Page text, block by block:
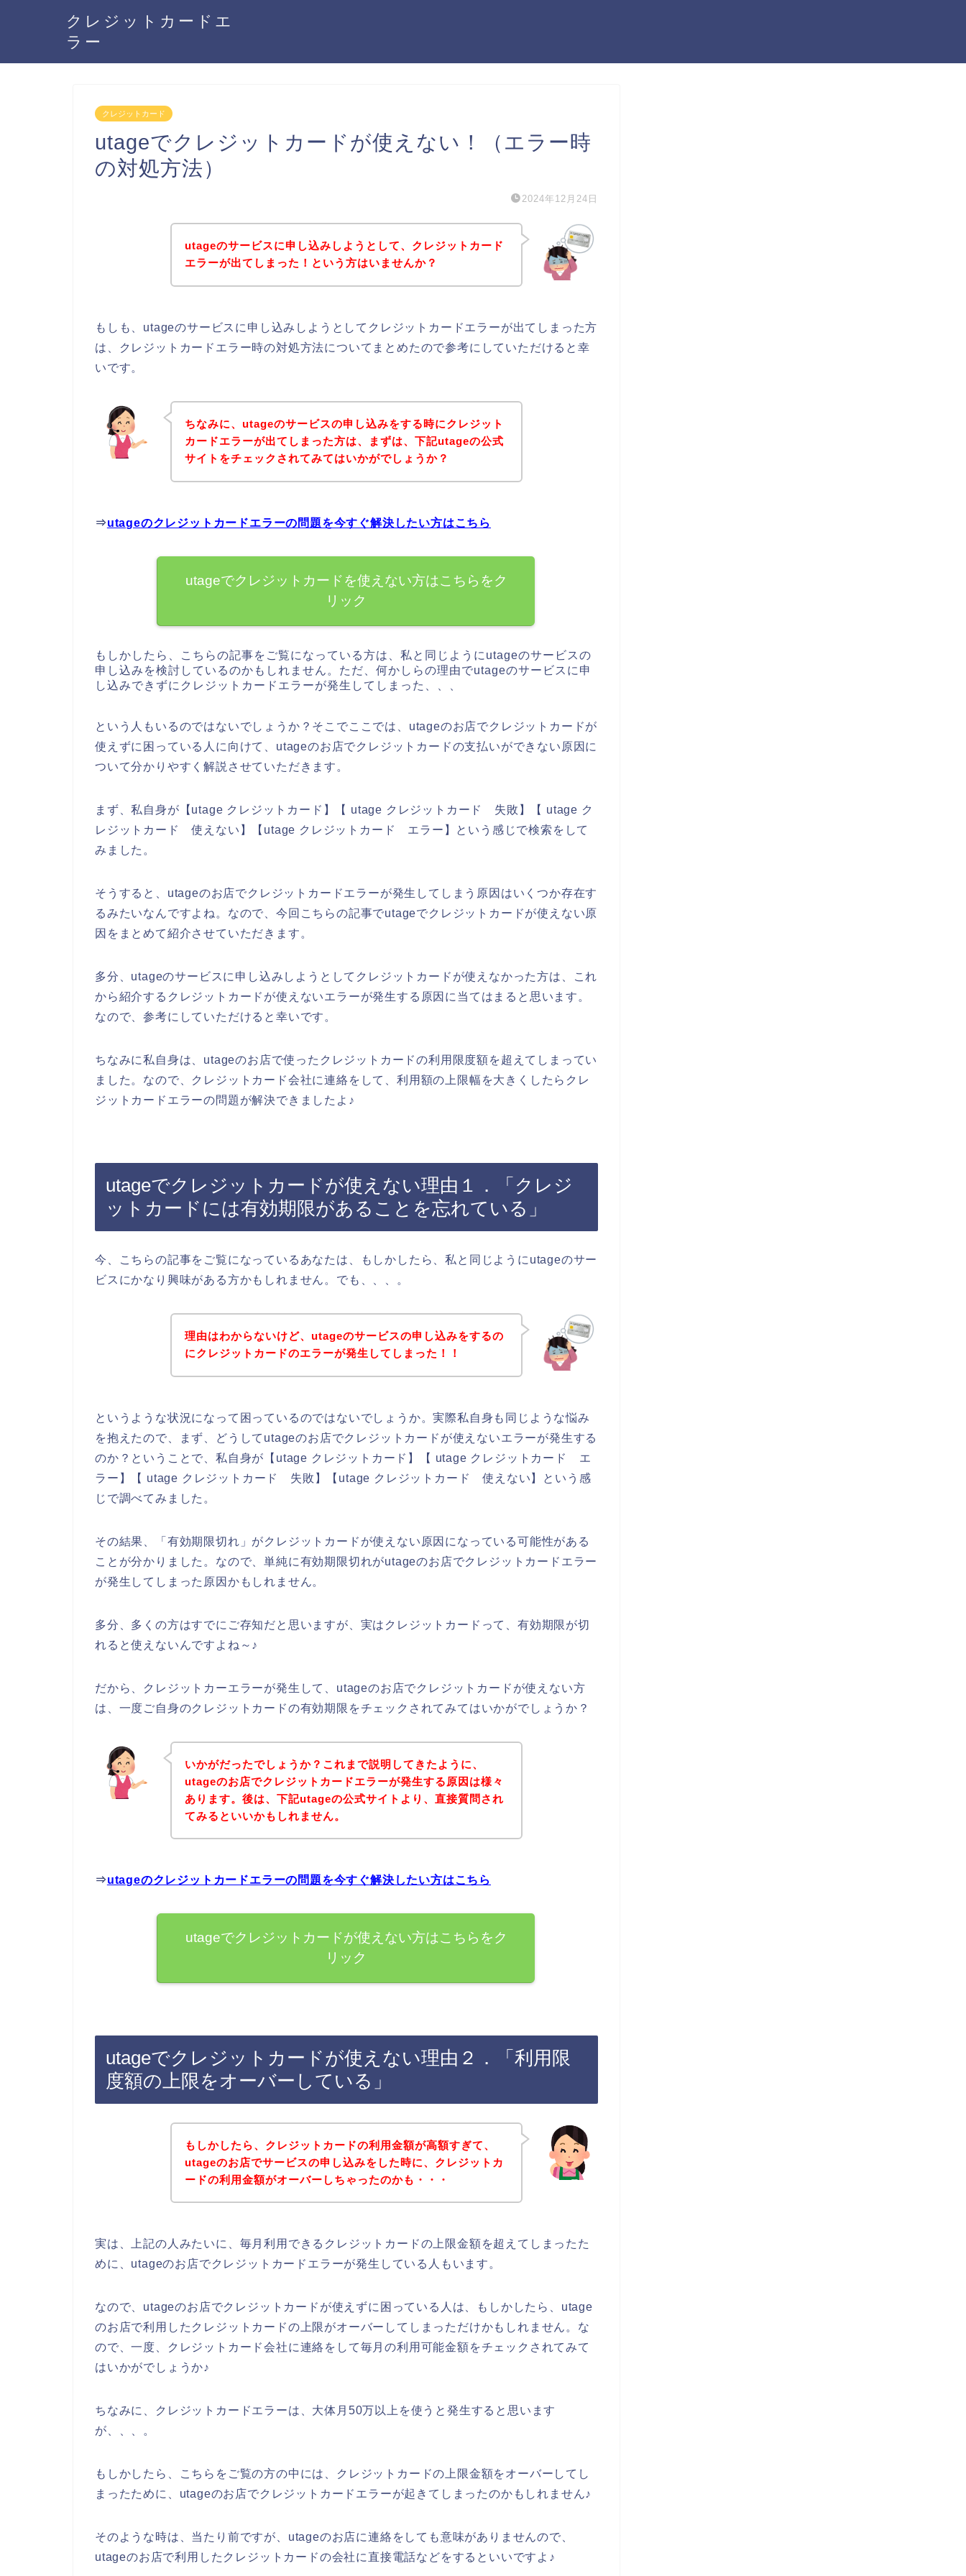
クレジットカードエ
ラー
クレジットカード
utageでクレジットカードが使えない！（エラー時
の対処方法）
2024年12月24日
utageのサービスに申し込みしようとして、クレジットカード
エラーが出てしまった！という方はいませんか？
もしも、utageのサービスに申し込みしようとしてクレジットカードエラーが出てしまった方
は、クレジットカードエラー時の対処方法についてまとめたので参考にしていただけると幸
いです。
ちなみに、utageのサービスの申し込みをする時にクレジット
カードエラーが出てしまった方は、まずは、下記utageの公式
サイトをチェックされてみてはいかがでしょうか？
⇒utageのクレジットカードエラーの問題を今すぐ解決したい方はこちら
utageでクレジットカードを使えない方はこちらをク
リック
もしかしたら、こちらの記事をご覧になっている方は、私と同じようにutageのサービスの
申し込みを検討しているのかもしれません。ただ、何かしらの理由でutageのサービスに申
し込みできずにクレジットカードエラーが発生してしまった、、、
という人もいるのではないでしょうか？そこでここでは、utageのお店でクレジットカードが
使えずに困っている人に向けて、utageのお店でクレジットカードの支払いができない原因に
ついて分かりやすく解説させていただきます。
まず、私自身が【utage クレジットカード】【 utage クレジットカード 失敗】【 utage ク
レジットカード 使えない】【utage クレジットカード エラー】という感じで検索をして
みました。
そうすると、utageのお店でクレジットカードエラーが発生してしまう原因はいくつか存在す
るみたいなんですよね。なので、今回こちらの記事でutageでクレジットカードが使えない原
因をまとめて紹介させていただきます。
多分、utageのサービスに申し込みしようとしてクレジットカードが使えなかった方は、これ
から紹介するクレジットカードが使えないエラーが発生する原因に当てはまると思います。
なので、参考にしていただけると幸いです。
ちなみに私自身は、utageのお店で使ったクレジットカードの利用限度額を超えてしまってい
ました。なので、クレジットカード会社に連絡をして、利用額の上限幅を大きくしたらクレ
ジットカードエラーの問題が解決できましたよ♪
utageでクレジットカードが使えない理由１．「クレジ
ットカードには有効期限があることを忘れている」
今、こちらの記事をご覧になっているあなたは、もしかしたら、私と同じようにutageのサー
ビスにかなり興味がある方かもしれません。でも、、、。
理由はわからないけど、utageのサービスの申し込みをするの
にクレジットカードのエラーが発生してしまった！！
というような状況になって困っているのではないでしょうか。実際私自身も同じような悩み
を抱えたので、まず、どうしてutageのお店でクレジットカードが使えないエラーが発生する
のか？ということで、私自身が【utage クレジットカード】【 utage クレジットカード エ
ラー】【 utage クレジットカード 失敗】【utage クレジットカード 使えない】という感
じで調べてみました。
その結果、「有効期限切れ」がクレジットカードが使えない原因になっている可能性がある
ことが分かりました。なので、単純に有効期限切れがutageのお店でクレジットカードエラー
が発生してしまった原因かもしれません。
多分、多くの方はすでにご存知だと思いますが、実はクレジットカードって、有効期限が切
れると使えないんですよね～♪
だから、クレジットカーエラーが発生して、utageのお店でクレジットカードが使えない方
は、一度ご自身のクレジットカードの有効期限をチェックされてみてはいかがでしょうか？
いかがだったでしょうか？これまで説明してきたように、
utageのお店でクレジットカードエラーが発生する原因は様々
あります。後は、下記utageの公式サイトより、直接質問され
てみるといいかもしれません。
⇒utageのクレジットカードエラーの問題を今すぐ解決したい方はこちら
utageでクレジットカードが使えない方はこちらをク
リック
utageでクレジットカードが使えない理由２．「利用限
度額の上限をオーバーしている」
もしかしたら、クレジットカードの利用金額が高額すぎて、
utageのお店でサービスの申し込みをした時に、クレジットカ
ードの利用金額がオーバーしちゃったのかも・・・
実は、上記の人みたいに、毎月利用できるクレジットカードの上限金額を超えてしまったた
めに、utageのお店でクレジットカードエラーが発生している人もいます。
なので、utageのお店でクレジットカードが使えずに困っている人は、もしかしたら、utage
のお店で利用したクレジットカードの上限がオーバーしてしまっただけかもしれません。な
ので、一度、クレジットカード会社に連絡をして毎月の利用可能金額をチェックされてみて
はいかがでしょうか♪
ちなみに、クレジットカードエラーは、大体月50万以上を使うと発生すると思います
が、、、。
もしかしたら、こちらをご覧の方の中には、クレジットカードの上限金額をオーバーしてし
まったために、utageのお店でクレジットカードエラーが起きてしまったのかもしれません♪
そのような時は、当たり前ですが、utageのお店に連絡をしても意味がありませんので、
utageのお店で利用したクレジットカードの会社に直接電話などをするといいですよ♪